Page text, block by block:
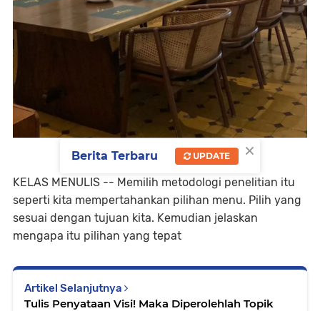
KELAS MENULIS -- Memilih metodologi penelitian itu
seperti kita mempertahankan pilihan menu. Pilih yang
sesuai dengan tujuan kita. Kemudian jelaskan
mengapa itu pilihan yang tepat
Artikel Selanjutnya
Tulis Penyataan Visi! Maka Diperolehlah Topik
×
Berita Terbaru UPDATE